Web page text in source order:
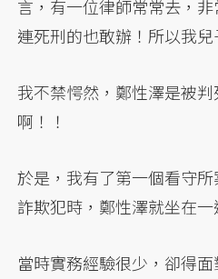
言，有一位律師常常去，非
連死刑的也敢辦！所以我兒
我不禁愕然，鄭性澤是被
啊！！
於是，我有了第一個看守
詐欺犯時，鄭性澤就坐在一
當時實務經驗很少，卻得